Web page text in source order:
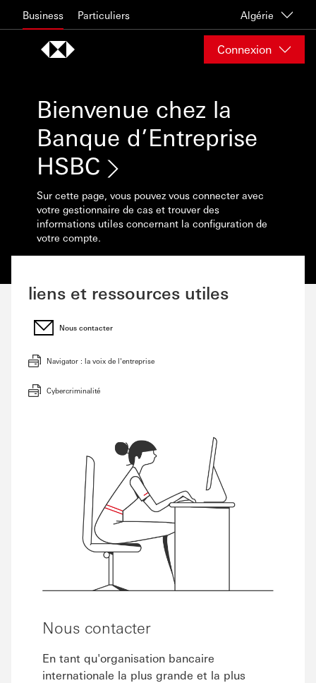
Business Particuliers Algérie
Connexion
Bienvenue chez la
Banque d’Entreprise
HSBC
Sur cette page, vous pouvez vous connecter avec
votre gestionnaire de cas et trouver des
informations utiles concernant la configuration de
votre compte.
liens et ressources utiles
Nous contacter
Navigator : la voix de l'entreprise
Cybercriminalité
Nous contacter
En tant qu'organisation bancaire
internationale la plus grande et la plus